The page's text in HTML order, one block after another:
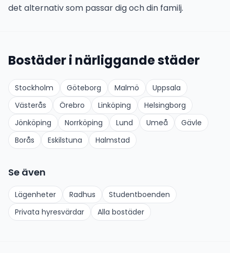
det alternativ som passar dig och din familj.
Bostäder i närliggande städer
Stockholm Göteborg Malmö
Uppsala
Västerås
Örebro Linköping
Helsingborg
Jönköping
Norrköping Lund Umeå
Gävle
Borås
Eskilstuna Halmstad
Se även
Lägenheter Radhus
Studentboenden
Privata hyresvärdar
Alla bostäder